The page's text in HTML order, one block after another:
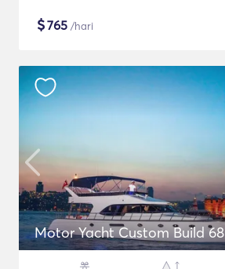
$765 /hari
Motor Yacht Custom Build 68